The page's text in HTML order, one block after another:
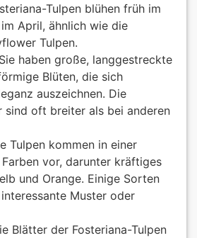
Tulpen blühen früh im
April, ähnlich wie die
Tulpen.
haben große, langgestreckte
Blüten, die sich
auszeichnen. Die
sind oft breiter als bei anderen
Tulpen kommen in einer
vor, darunter kräftiges
und Orange. Einige Sorten
Muster oder
Blätter der Fosteriana-Tulpen
Tulpen
Impressum
Links
Sitemap